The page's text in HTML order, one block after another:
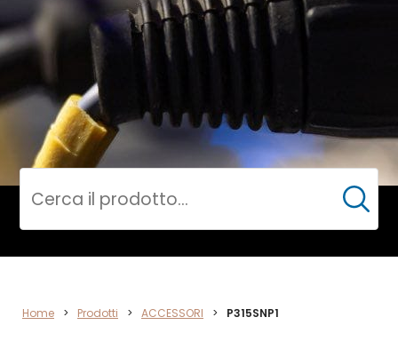
ACCESSORI
Cerca
Home > Prodotti > ACCESSORI > P315SNP1